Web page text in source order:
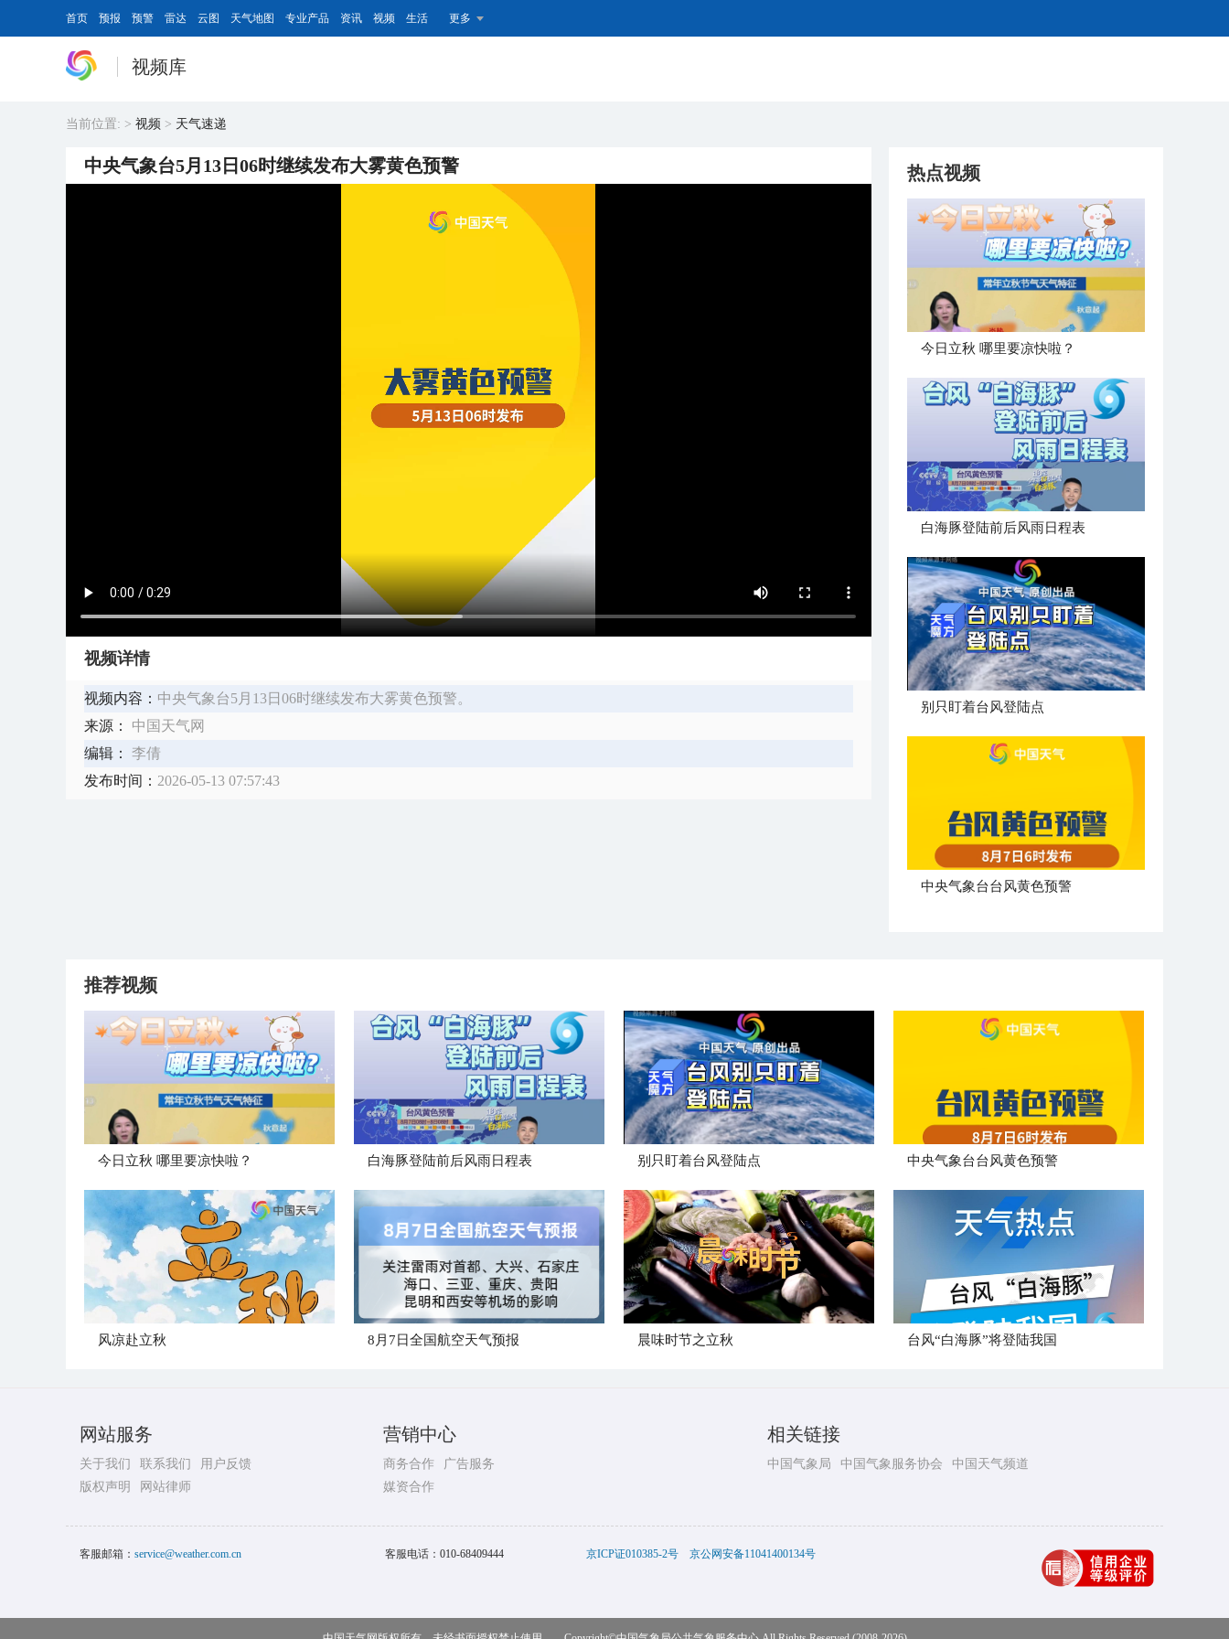
首页 预报 预警 雷达 云图 天气地图 专业产品 资讯 视频 生活 更多
视频库
当前位置: > 视频 > 天气速递
中央气象台5月13日06时继续发布大雾黄色预警
视频详情
视频内容： 中央气象台5月13日06时继续发布大雾黄色预警。
来源：
中国天气网
编辑：
李倩
发布时间： 2026-05-13 07:57:43
热点视频
今日立秋 哪里要凉快啦？
白海豚登陆前后风雨日程表
别只盯着台风登陆点
​中央气象台台风黄色预警
推荐视频
今日立秋 哪里要凉快啦？ 白海豚登陆前后风雨日程表 别只盯着台风登陆点 ​中央气象台台风黄色预警
风凉赴立秋 8月7日全国航空天气预报 晨味时节之立秋 台风“白海豚”将登陆我国
网站服务
关于我们 联系我们
用户反馈
版权声明
网站律师
营销中心
商务合作
广告服务
媒资合作
相关链接
中国气象局 中国气象服务协会 中国天气频道
客服邮箱： service@weather.com.cn 客服电话： 010-68409444 京ICP证010385-2号 京公网安备11041400134号